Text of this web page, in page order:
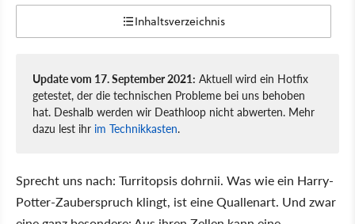
Inhaltsverzeichnis
Update vom 17. September 2021: Aktuell wird ein Hotfix
getestet, der die technischen Probleme bei uns behoben
hat. Deshalb werden wir Deathloop nicht abwerten. Mehr
dazu lest ihr im Technikkasten.
Sprecht uns nach: Turritopsis dohrnii. Was wie ein Harry-
Potter-Zauberspruch klingt, ist eine Quallenart. Und zwar